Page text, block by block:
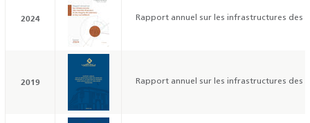
2024 Rapport annuel sur les infrastructures des
2019 Rapport annuel sur les infrastructures des